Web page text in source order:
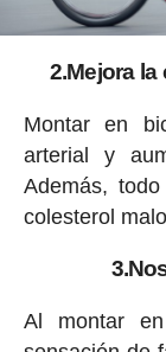
2.Mejora
Montar en
arterial y
Además,
colesterol
Al montar